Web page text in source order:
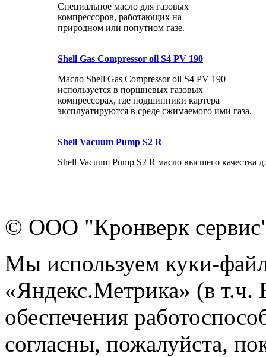
Специальное масло для газовых
компрессоров, работающих на
природном или попутном газе.
Shell Gas Compressor oil S4 PV 190
Масло Shell Gas Compressor oil S4 PV 190
используется в поршневых газовых
компрессорах, где подшипники картера
эксплуатируются в среде сжимаемого ими газа.
Shell Vacuum Pump S2 R
Shell Vacuum Pump S2 R масло высшего качества
© ООО "Кронверк
Мы используем куки-
«Яндекс.Метрика» (в т.ч.
обеспечения
согласны, пожалуйста,